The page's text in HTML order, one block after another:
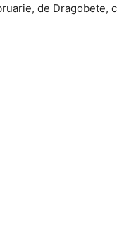
de Dragobete,